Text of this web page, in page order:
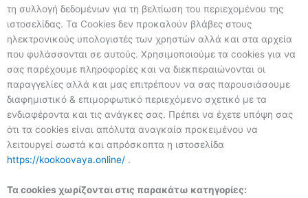
τη συλλογή δεδομένων για τη βελτίωση του περιεχομένου της
ιστοσελίδας. Τα Cookies δεν προκαλούν βλάβες στους
ηλεκτρονικούς υπολογιστές των χρηστών αλλά και στα αρχεία
που φυλάσσονται σε αυτούς. Χρησιμοποιούμε τα cookies για να
σας παρέχουμε πληροφορίες και να διεκπεραιώνονται οι
παραγγελίες αλλά και μας επιτρέπουν να σας παρουσιάσουμε
διαφημιστικό & επιμορφωτικό περιεχόμενο σχετικό με τα
ενδιαφέροντα και τις ανάγκες σας. Πρέπει να έχετε υπόψη σας
ότι τα cookies είναι απόλυτα αναγκαία προκειμένου να
λειτουργεί σωστά και απρόσκοπτα η ιστοσελίδα
https://kookoovaya.online/ .
Τα cookies χωρίζονται στις παρακάτω κατηγορίες: